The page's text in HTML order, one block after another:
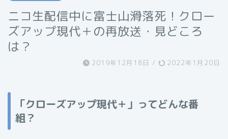
ニコ生配信中に富士山滑落死！クロー
ズアップ現代＋の再放送・見どころ
は？
2019年12月18日 / 2022年1月20日
「クローズアップ現代＋」ってどんな番
組？